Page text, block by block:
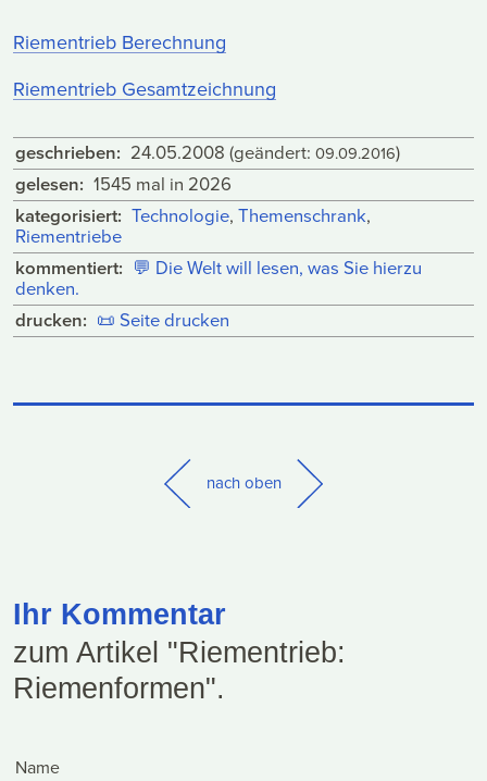
Riementrieb Berechnung
Riementrieb Gesamtzeichnung
geschrieben: 24.05.2008 (geändert: 09.09.2016)
gelesen: 1545 mal in 2026
kategorisiert: Technologie, Themenschrank,
Riementriebe
kommentiert: 💬 Die Welt will lesen, was Sie hierzu
denken.
drucken: 📜 Seite drucken
nach oben
Ihr Kommentar
zum Artikel "Riementrieb:
Riemenformen".
Name